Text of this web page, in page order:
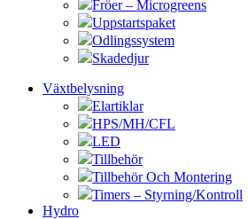
Fröer – Microgreens
Uppstartspaket
Odlingssystem
Skadedjur
Växtbelysning
Elartiklar
HPS/MH/CFL
LED
Tillbehör
Tillbehör Och Montering
Timers – Styrning/Kontroll
Hydro